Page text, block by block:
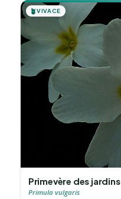
🪴VIVACE
Primevère des jardins
Primula vulgaris